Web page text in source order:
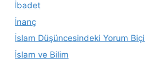
İbadet
İnanç
İslam Düşüncesindeki Yorum
İslam ve Bilim